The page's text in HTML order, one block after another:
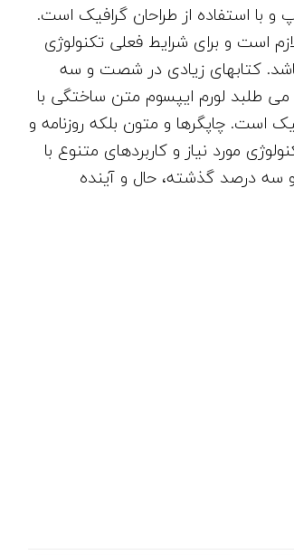
با استفاده از طراحان گرافیک است.
است و برای شرایط فعلی تکنولوژی
باشد. کتابهای زیادی در شصت و سه
طلبد لورم ایپسوم متن ساختگی با
است. چاپگرها و متون بلکه روزنامه و
مورد نیاز و کاربردهای متنوع با
سه درصد گذشته، حال و آینده